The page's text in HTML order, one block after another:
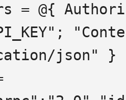
= @{
json" }